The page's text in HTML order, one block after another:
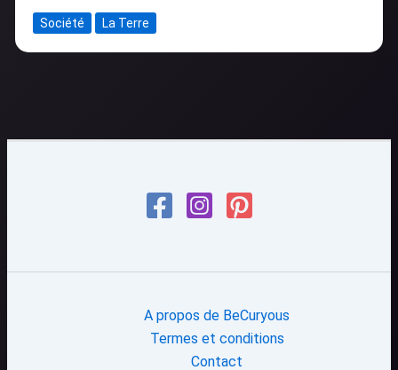
Société La Terre
A propos de BeCuryous
Termes et conditions
Contact